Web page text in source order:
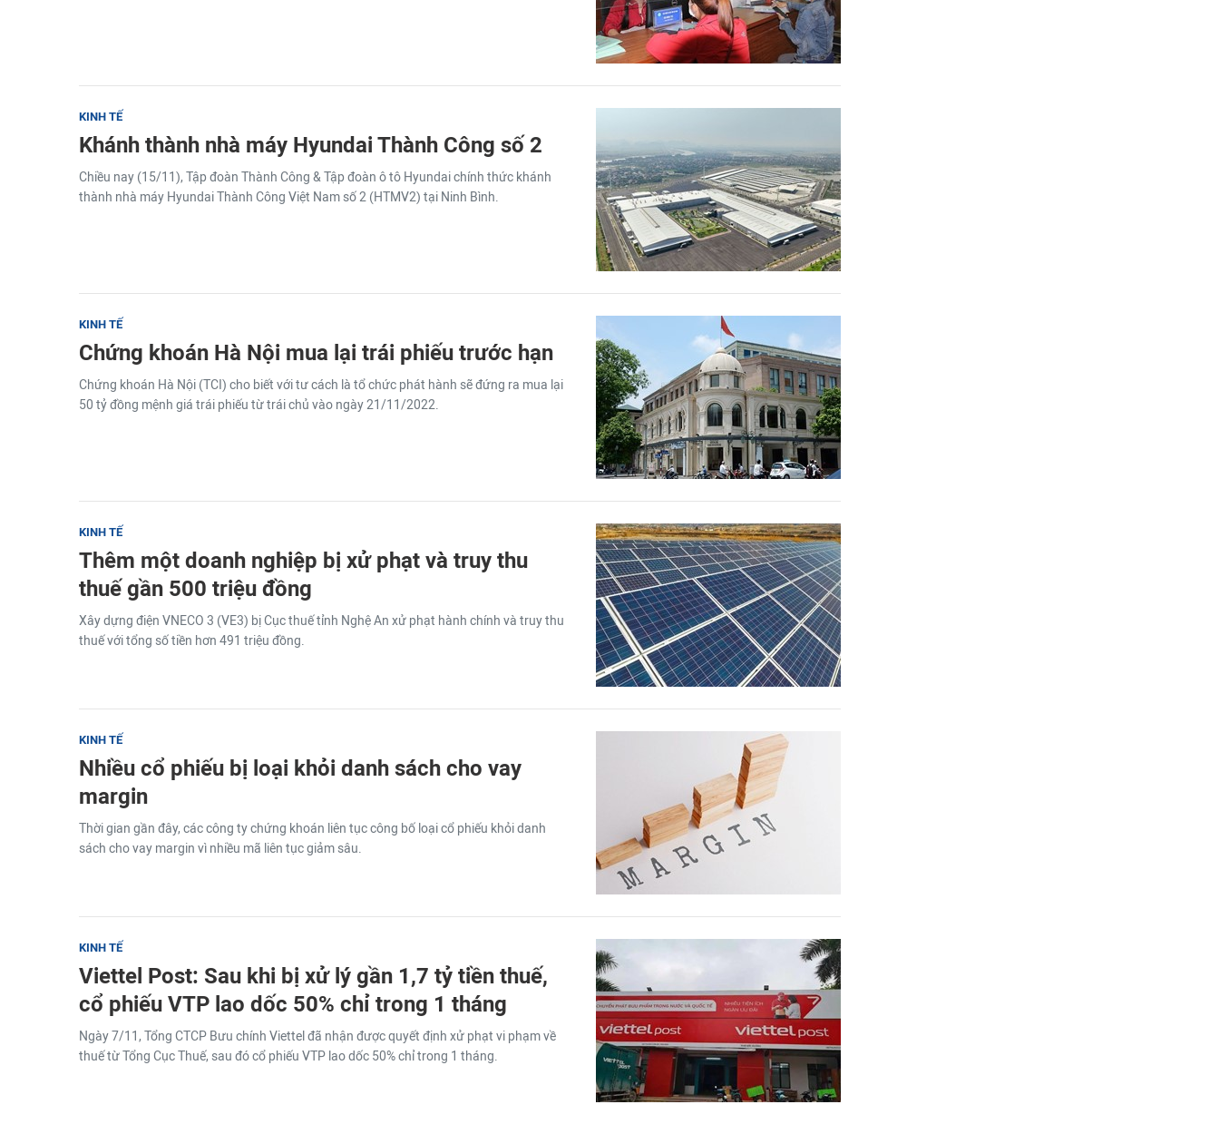
KINH TẾ
Khánh thành nhà máy Hyundai Thành Công số 2
Chiều nay (15/11), Tập đoàn Thành Công & Tập đoàn ô tô Hyundai chính thức khánh
thành nhà máy Hyundai Thành Công Việt Nam số 2 (HTMV2) tại Ninh Bình.
KINH TẾ
Chứng khoán Hà Nội mua lại trái phiếu trước hạn
Chứng khoán Hà Nội (TCI) cho biết với tư cách là tổ chức phát hành sẽ đứng ra mua lại
50 tỷ đồng mệnh giá trái phiếu từ trái chủ vào ngày 21/11/2022.
KINH TẾ
Thêm một doanh nghiệp bị xử phạt và truy thu
thuế gần 500 triệu đồng
Xây dựng điện VNECO 3 (VE3) bị Cục thuế tỉnh Nghệ An xử phạt hành chính và truy thu
thuế với tổng số tiền hơn 491 triệu đồng.
KINH TẾ
Nhiều cổ phiếu bị loại khỏi danh sách cho vay
margin
Thời gian gần đây, các công ty chứng khoán liên tục công bố loại cổ phiếu khỏi danh
sách cho vay margin vì nhiều mã liên tục giảm sâu.
KINH TẾ
Viettel Post: Sau khi bị xử lý gần 1,7 tỷ tiền thuế,
cổ phiếu VTP lao dốc 50% chỉ trong 1 tháng
Ngày 7/11, Tổng CTCP Bưu chính Viettel đã nhận được quyết định xử phạt vi phạm về
thuế từ Tổng Cục Thuế, sau đó cổ phiếu VTP lao dốc 50% chỉ trong 1 tháng.